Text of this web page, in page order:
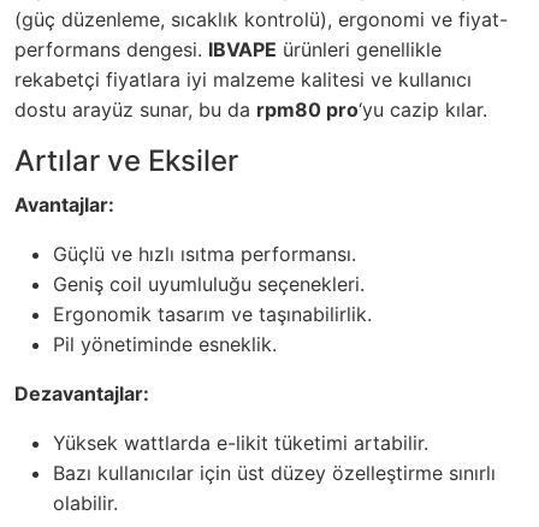
(güç düzenleme, sıcaklık kontrolü), ergonomi ve fiyat-
performans dengesi. IBVAPE ürünleri genellikle
rekabetçi fiyatlara iyi malzeme kalitesi ve kullanıcı
dostu arayüz sunar, bu da rpm80 pro‘yu cazip kılar.
Artılar ve Eksiler
Avantajlar:
Güçlü ve hızlı ısıtma performansı.
Geniş coil uyumluluğu seçenekleri.
Ergonomik tasarım ve taşınabilirlik.
Pil yönetiminde esneklik.
Dezavantajlar:
Yüksek wattlarda e-likit tüketimi artabilir.
Bazı kullanıcılar için üst düzey özelleştirme sınırlı
olabilir.